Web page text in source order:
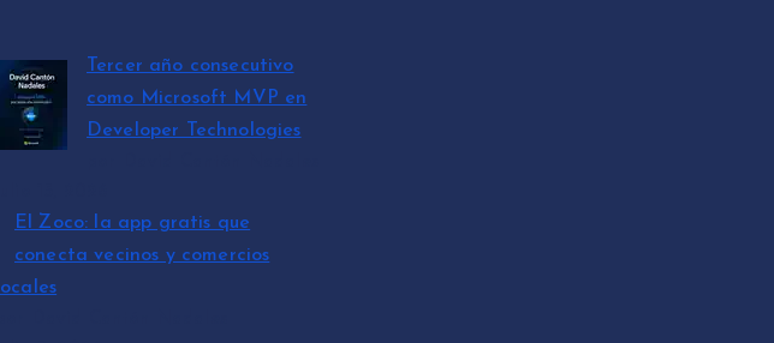
Tercer año consecutivo
como Microsoft MVP en
Developer Technologies
El Zoco: la app gratis que
conecta vecinos y comercios
locales